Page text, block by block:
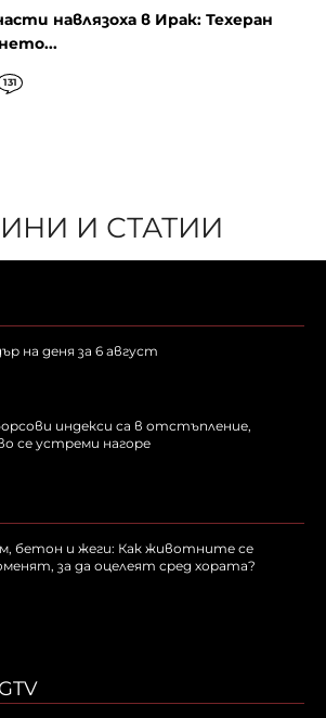
навлязоха в Ирак: Техеран
131
И СТАТИИ
на деня за 6 август
индекси са в отстъпление,
се устреми нагоре
бетон и жеги: Как животните се
за да оцелеят сред хората?